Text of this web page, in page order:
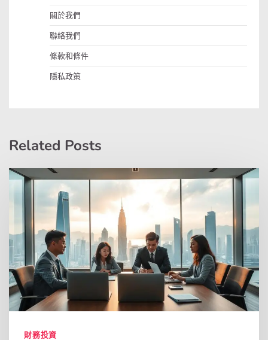
關於我們
聯絡我們
條款和條件
隱私政策
Related Posts
財務投資